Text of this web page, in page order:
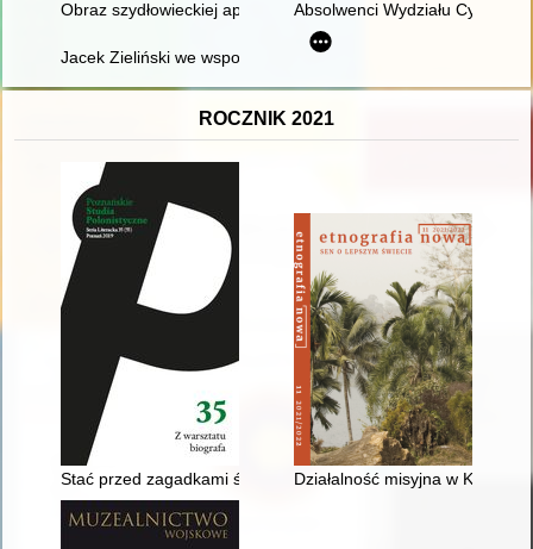
Obraz szydłowieckiej apteki w świetle dokumentów z pierwszej
Absolwenci Wydziału
Jacek Zieliński we wspomnieniach fanów
ROCZNIK 2021
Stać przed zagadkami świata i życia ludzkiego bez gotowych
Działalność misyjna w